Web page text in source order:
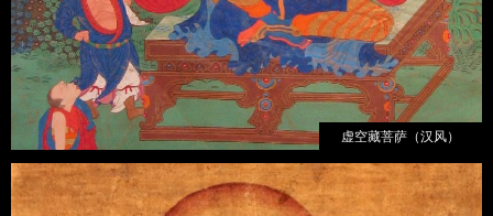
虚空藏菩萨（汉风）